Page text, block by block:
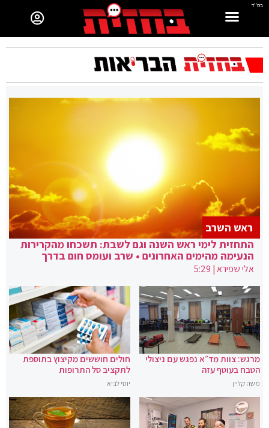
בס"ד
התחזית לימי ראש השנה וגם לשבת: תשכחו מהקרירות
הנעימה מהימים האחרונים • שרב ועומס חום בדרך
אלי שפירא|
5:29
ראש השרב
מרגש: צוות מד״א נפגש עם ניצולי
הטבח בעוטף עזה
משה קליין
חולים חוששים מקיצוץ בתוספת
לתקציב סל התרופות
יוסי לביא